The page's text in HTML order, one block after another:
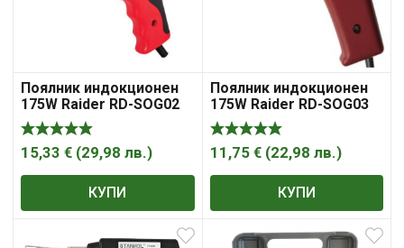
Поялник индокционен
175W Raider RD-SOG02
15,33 € (29,98 лв.)
КУПИ
Поялник индокционен
175W Raider RD-SOG03
11,75 € (22,98 лв.)
КУПИ